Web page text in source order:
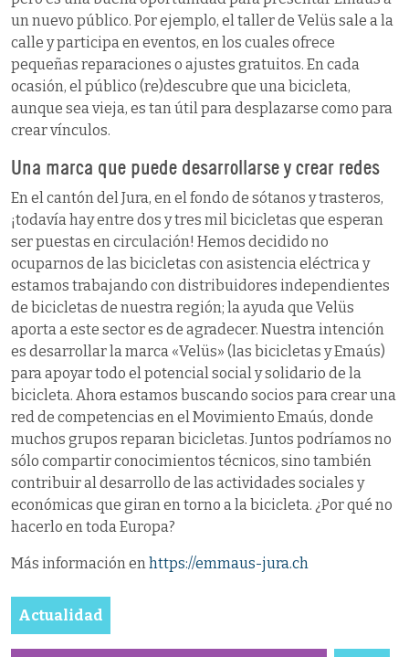
un nuevo público. Por ejemplo, el taller de Velüs sale a la
calle y participa en eventos, en los cuales ofrece
pequeñas reparaciones o ajustes gratuitos. En cada
ocasión, el público (re)descubre que una bicicleta,
aunque sea vieja, es tan útil para desplazarse como para
crear vínculos.
Una marca que puede desarrollarse y crear redes
En el cantón del Jura, en el fondo de sótanos y trasteros,
¡todavía hay entre dos y tres mil bicicletas que esperan
ser puestas en circulación! Hemos decidido no
ocuparnos de las bicicletas con asistencia eléctrica y
estamos trabajando con distribuidores independientes
de bicicletas de nuestra región; la ayuda que Velüs
aporta a este sector es de agradecer. Nuestra intención
es desarrollar la marca «Velüs» (las bicicletas y Emaús)
para apoyar todo el potencial social y solidario de la
bicicleta. Ahora estamos buscando socios para crear una
red de competencias en el Movimiento Emaús, donde
muchos grupos reparan bicicletas. Juntos podríamos no
sólo compartir conocimientos técnicos, sino también
contribuir al desarrollo de las actividades sociales y
económicas que giran en torno a la bicicleta. ¿Por qué no
hacerlo en toda Europa?
Más información enhttps://emmaus-jura.ch
Actualidad